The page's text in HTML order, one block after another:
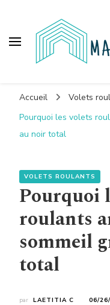
Accueil
Volets
Pourquoi les volets
au noir total
VOLETS ROULANTS
Pourquoi
roulants
sommeil
total
par LAETITIA C 06/